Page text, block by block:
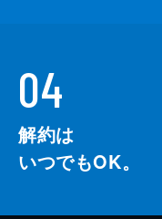
04
解約は
いつでもOK。